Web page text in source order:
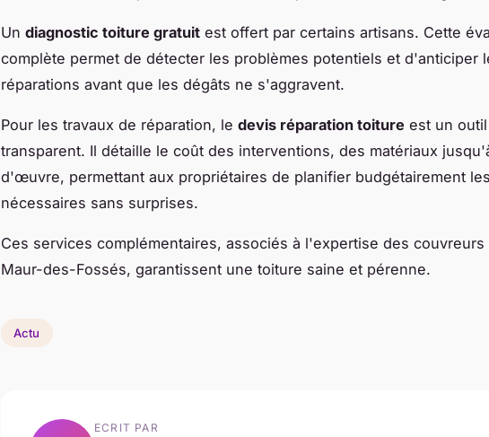
Un diagnostic toiture gratuit est offert par certains artisans. Cette
complète permet de détecter les problèmes potentiels et d'anticiper
réparations avant que les dégâts ne s'aggravent.
Pour les travaux de réparation, le devis réparation toiture est un outil
transparent. Il détaille le coût des interventions, des matériaux
d'œuvre, permettant aux propriétaires de planifier budgétairement
nécessaires sans surprises.
Ces services complémentaires, associés à l'expertise des couvreurs
Maur-des-Fossés, garantissent une toiture saine et pérenne.
Actu
ECRIT PAR